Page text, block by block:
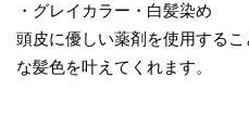
・グレイカラー・白髪染め
頭皮に優しい薬剤を使用する
な髪色を叶えてくれます。